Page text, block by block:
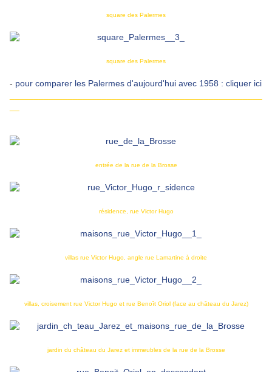
square des Palermes
square des Palermes
- pour comparer les Palermes d'aujourd'hui avec 1958 : cliquer ici
entrée de la rue de la Brosse
résidence, rue Victor Hugo
villas rue Victor Hugo, angle rue Lamartine à droite
villas, croisement rue Victor Hugo et rue Benoît Oriol (face au château du Jarez)
jardin du château du Jarez et immeubles de la rue de la Brosse